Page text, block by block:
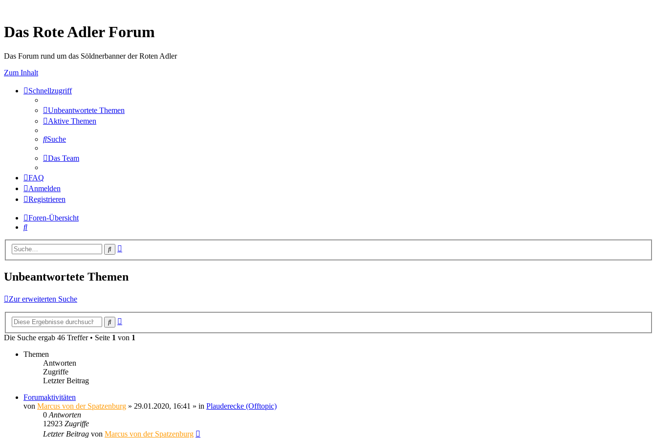
Das Rote Adler Forum
Das Forum rund um das Söldnerbanner der Roten Adler
Zum Inhalt
Schnellzugriff
Unbeantwortete Themen
Aktive Themen
Suche
Das Team
FAQ
Anmelden
Registrieren
Foren-Übersicht
Suche
Suche
Unbeantwortete Themen
Zur erweiterten Suche
Suche
Die Suche ergab 46 Treffer • Seite 1 von 1
Themen
Antworten
Zugriffe
Letzter Beitrag
Forumaktivitäten
von Marcus von der Spatzenburg » 29.01.2020, 16:41 » in Plauderecke (Offtopic)
0 Antworten
12923 Zugriffe
Letzter Beitrag von Marcus von der Spatzenburg